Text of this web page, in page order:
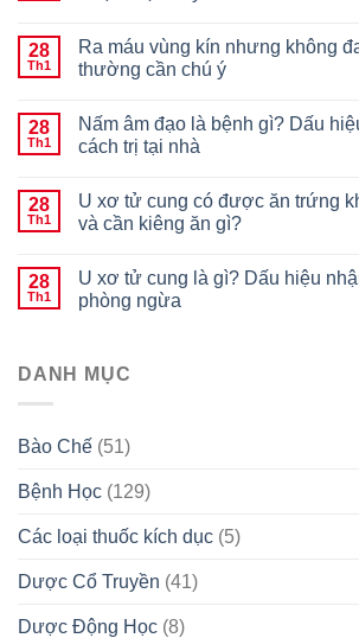
28
Th1
Ra máu vùng kín nhưng không
thường cần chú ý
28
Th1
Nấm âm đạo là bệnh gì? Dấu
cách trị tại nhà
28
Th1
U xơ tử cung có được ăn trứng
và cần kiêng ăn gì?
28
Th1
U xơ tử cung là gì? Dấu hiệu
phòng ngừa
DANH MỤC
Bào Chế (51)
Bệnh Học (129)
Các loại thuốc kích dục (5)
Dược Cổ Truyền (41)
Dược Động Học (8)